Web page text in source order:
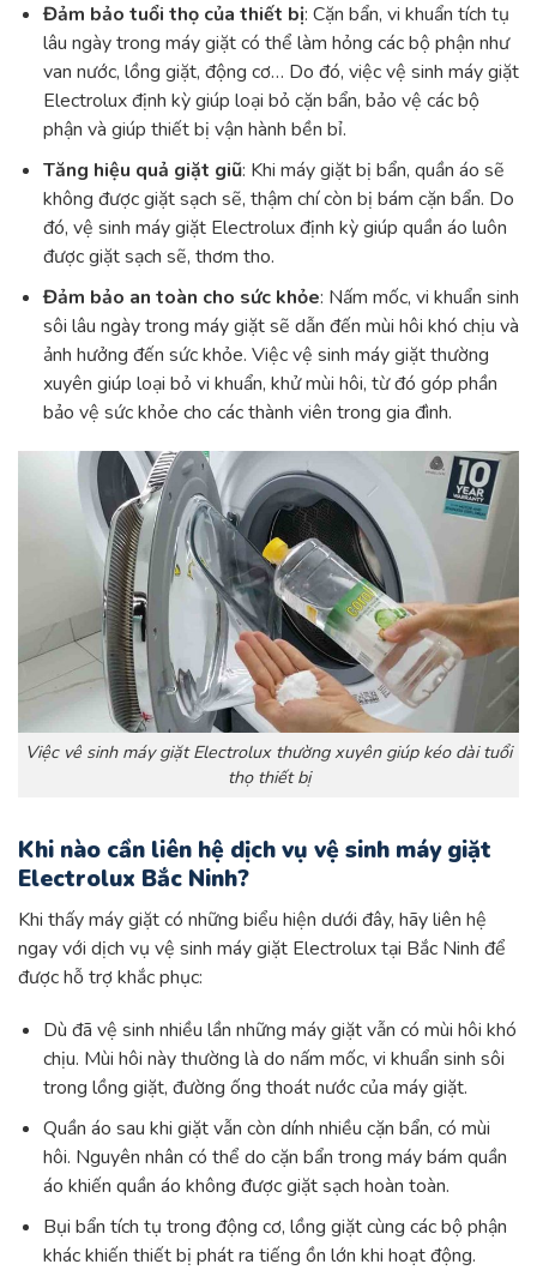
Đảm bảo tuổi thọ của thiết bị: Cặn bẩn, vi khuẩn tích tụ
lâu ngày trong máy giặt có thể làm hỏng các bộ phận như
van nước, lồng giặt, động cơ… Do đó, việc vệ sinh máy giặt
Electrolux định kỳ giúp loại bỏ cặn bẩn, bảo vệ các bộ
phận và giúp thiết bị vận hành bền bỉ.
Tăng hiệu quả giặt giũ: Khi máy giặt bị bẩn, quần áo sẽ
không được giặt sạch sẽ, thậm chí còn bị bám cặn bẩn. Do
đó, vệ sinh máy giặt Electrolux định kỳ giúp quần áo luôn
được giặt sạch sẽ, thơm tho.
Đảm bảo an toàn cho sức khỏe: Nấm mốc, vi khuẩn sinh
sôi lâu ngày trong máy giặt sẽ dẫn đến mùi hôi khó chịu và
ảnh hưởng đến sức khỏe. Việc vệ sinh máy giặt thường
xuyên giúp loại bỏ vi khuẩn, khử mùi hôi, từ đó góp phần
bảo vệ sức khỏe cho các thành viên trong gia đình.
Việc vê sinh máy giặt Electrolux thường xuyên giúp kéo dài tuổi
thọ thiết bị
Khi nào cần liên hệ dịch vụ vệ sinh máy giặt
Electrolux Bắc Ninh?
Khi thấy máy giặt có những biểu hiện dưới đây, hãy liên hệ
ngay với dịch vụ vệ sinh máy giặt Electrolux tại Bắc Ninh để
được hỗ trợ khắc phục:
Dù đã vệ sinh nhiều lần những máy giặt vẫn có mùi hôi khó
chịu. Mùi hôi này thường là do nấm mốc, vi khuẩn sinh sôi
trong lồng giặt, đường ống thoát nước của máy giặt.
Quần áo sau khi giặt vẫn còn dính nhiều cặn bẩn, có mùi
hôi. Nguyên nhân có thể do cặn bẩn trong máy bám quần
áo khiến quần áo không được giặt sạch hoàn toàn.
Bụi bẩn tích tụ trong động cơ, lồng giặt cùng các bộ phận
khác khiến thiết bị phát ra tiếng ồn lớn khi hoạt động.